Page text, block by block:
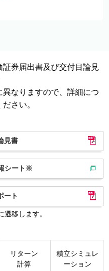
券届出書及び交付目論見
なりますので、詳細につ
さい。
見書
シート※
ート
移します。
リターン
計算
積立シミュレ
ーション